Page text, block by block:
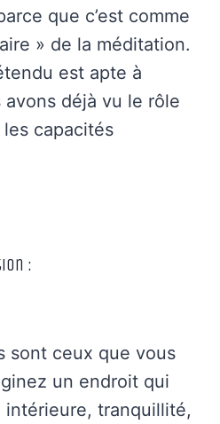
que c’est comme
» de la méditation.
est apte à
avons déjà vu le rôle
les capacités
:
sont ceux que vous
un endroit qui
tranquillité,